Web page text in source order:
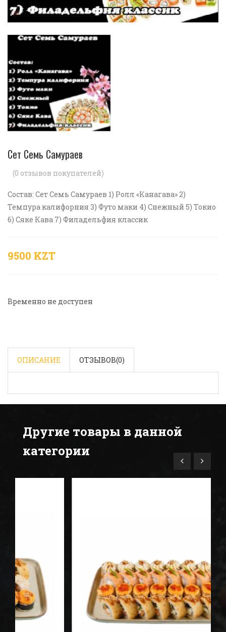
Сет Семь Самураев
(0 отзывов покупателей)
Состав: Сет Семь Самураев 1) Ролл «Канагава» 2)
Темпура калифорния 3) Футо маки 4) Снежный 5) Токио
6) Сяке Кава 7) Филадельфия классик
9500 KZT
Временно не доступен
ОПИСАНИЕ ОТЗЫВОВ(0)
Другие товары в данной
категории